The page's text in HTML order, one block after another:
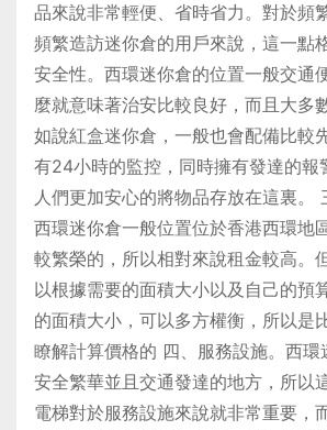
品來說非常輕便、省時省力。對於頻
頻繁造訪迷你倉的用戶來說，這一點
安全性。西環迷你倉的位置一般交通
麼就意味著治安比較良好，而且大多
如說紅盒迷你倉，一般也會配備比較
有24小時的監控，同時擁有發達的報
人們更加安心的將物品存放在這裏。
西環迷你倉一般位置位於香港西環地
較繁榮的，所以相對來說租金較高。
以根據需要的面積大小以及自己的預
的面積大小，可以多方權衡，所以是
瞭解計算價格的 四、服務設施。西環
安全繁華並且交通發達的地方，所以
電梯對於服務設施來說就非常重要，